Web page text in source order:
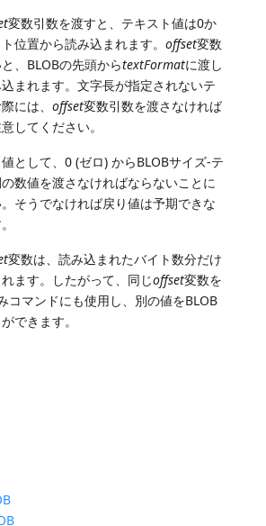
変数引数を渡すと、テキスト値は0か
位置から読み込まれます。offset変数
、BLOBの先頭からtextFormatに渡し
まれます。文字長が指定されないテ
には、offset変数引数を渡さなければ
してください。
として、0 (ゼロ) からBLOBサイズ-テ
数値を渡さなければならないことに
そうでなければ戻り値は予期できな
変数は、読み込まれたバイト数分だけ
ます。したがって、同じoffset変数を
コマンドにも使用し、別の値をBLOB
できます。